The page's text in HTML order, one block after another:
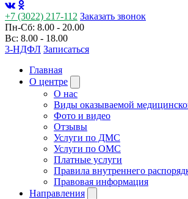
+7 (3022) 217-112 Заказать звонок
Пн-Сб: 8.00 - 20.00
Вс: 8.00 - 18.00
3-НДФЛ Записаться
Главная
О центре
О нас
Виды оказываемой
Фото и видео
Отзывы
Услуги по ДМС
Услуги по ОМС
Платные услуги
Правила внутреннего
Правовая информация
Направления